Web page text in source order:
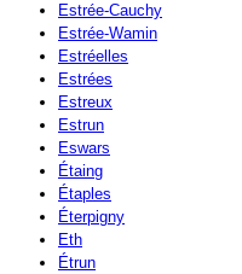
Estrée-Cauchy
Estrée-Wamin
Estréelles
Estrées
Estreux
Estrun
Eswars
Étaing
Étaples
Éterpigny
Eth
Étrun